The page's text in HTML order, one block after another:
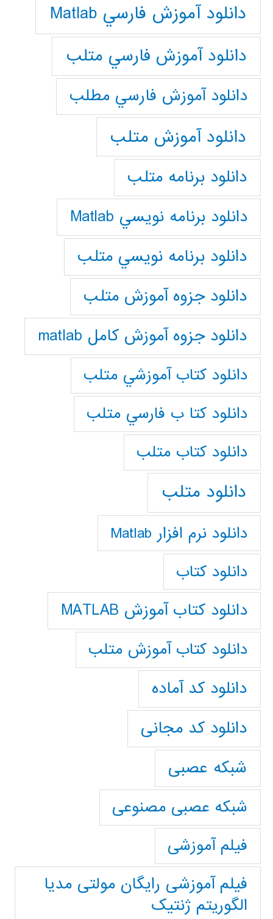
دانلود آموزش فارسي Matlab
دانلود آموزش فارسي متلب
دانلود آموزش فارسي مطلب
دانلود آموزش متلب
دانلود برنامه متلب
دانلود برنامه نويسي Matlab
دانلود برنامه نويسي متلب
دانلود جزوه آموزش متلب
دانلود جزوه آموزش کامل matlab
دانلود كتاب آموزشي متلب
دانلود كتا ب فارسي متلب
دانلود كتاب متلب
دانلود متلب
دانلود نرم افزار Matlab
دانلود کتاب
دانلود کتاب آموزش MATLAB
دانلود کتاب آموزش متلب
دانلود کد آماده
دانلود کد مجانی
شبکه عصبی
شبکه عصبی مصنوعی
فیلم آموزشی
فیلم آموزشی رایگان مولتی مدیا
الگوریتم ژنتیک